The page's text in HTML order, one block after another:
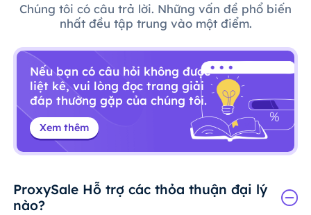
Chúng tôi có câu trả lời. Những vấn đề phổ biến
nhất đều tập trung vào một điểm.
Nếu bạn có câu hỏi không được
liệt kê, vui lòng đọc trang giải
đáp thường gặp của chúng tôi.
Xem thêm
ProxySale Hỗ trợ các thỏa thuận đại lý
nào?